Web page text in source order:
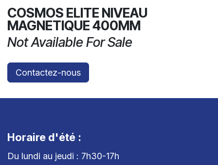
COSMOS ELITE NIVEAU
MAGNETIQUE 400MM
Not Available For Sale
Contactez-nous
Horaire d'été :
Du lundi au jeudi : 7h30-17h